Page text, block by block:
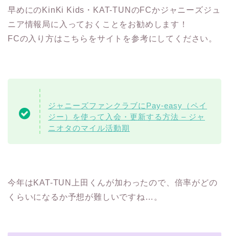
早めにのKinKi Kids・KAT-TUNのFCかジャニーズジュ
ニア情報局に入っておくことをお勧めします！
FCの入り方はこちらをサイトを参考にしてください。
ジャニーズファンクラブにPay-easy（ペイ
ジー）を使って入会・更新する方法 – ジャ
ニオタのマイル活動期
今年はKAT-TUN上田くんが加わったので、倍率がどの
くらいになるか予想が難しいですね…。